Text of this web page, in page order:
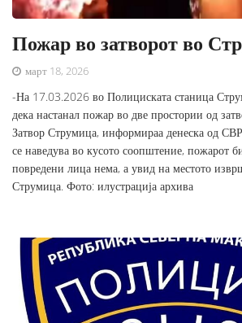
Пожар во затворот во
март 18, 2026
-На 17.03.2026 во Полициската станица
дека настанал пожар во две простории од
Затвор Струмица, информираа денеска од
се наведува во кусото соопштение, пожарот
повредени лица нема, а увид на местото
Струмица. Фото: илустрација архива